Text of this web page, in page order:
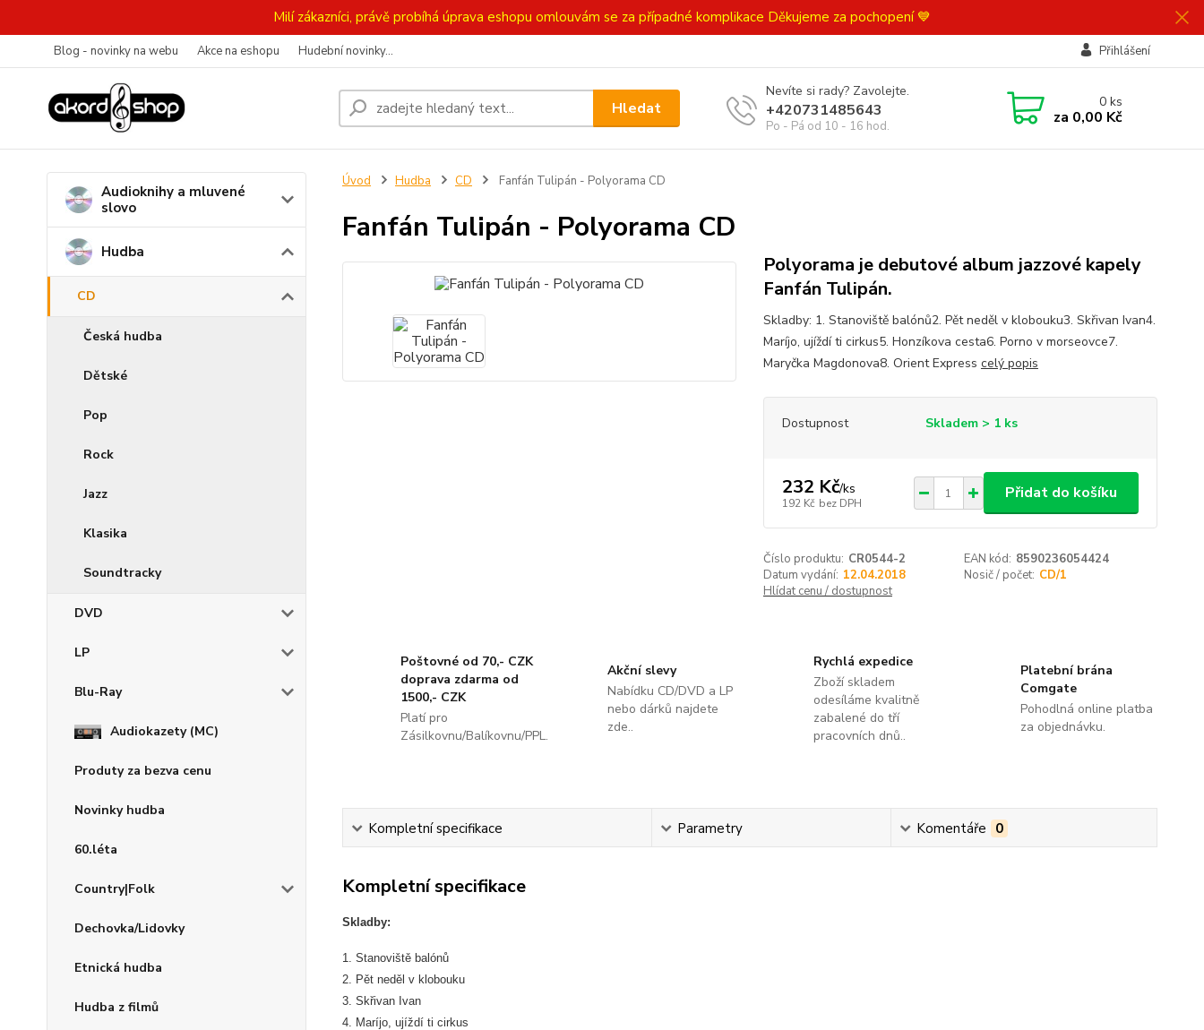
Milí zákazníci, právě probíhá úprava eshopu omlouvám se za případné komplikace Děkujeme za pochopení 💙
Blog - novinky na webu Akce na eshopu Hudební novinky... Přihlášení
Hledat
Nevíte si rady? Zavolejte.
+420731485643
Po - Pá od 10 - 16 hod.
0ks
za 0,00 Kč
Audioknihy a mluvené
slovo
Hudba
CD
Česká hudba
Dětské
Pop
Rock
Jazz
Klasika
Soundtracky
DVD
LP
Blu-Ray
Audiokazety (MC)
Produty za bezva cenu
Novinky hudba
60.léta
Country|Folk
Dechovka/Lidovky
Etnická hudba
Hudba z filmů
Úvod Hudba CD Fanfán Tulipán - Polyorama CD
Fanfán Tulipán - Polyorama CD
Polyorama je debutové album jazzové kapely
Fanfán Tulipán.
Skladby: 1. Stanoviště balónů2. Pět neděl v klobouku3. Skřivan Ivan4.
Maríjo, ujíždí ti cirkus5. Honzíkova cesta6. Porno v morseovce7.
Maryčka Magdonova8. Orient Express celý popis
Dostupnost Skladem > 1 ks
232 Kč/ks
192 Kč bez DPH
Přidat do košíku
Číslo produktu: CR0544-2 EAN kód: 8590236054424
Datum vydání: 12.04.2018 Nosič / počet: CD/1
Hlídat cenu / dostupnost
Poštovné od 70,- CZK
doprava zdarma od
1500,- CZK
Platí pro
Zásilkovnu/Balíkovnu/PPL.
Akční slevy
Nabídku CD/DVD a LP
nebo dárků najdete
zde..
Rychlá expedice
Zboží skladem
odesíláme kvalitně
zabalené do tří
pracovních dnů..
Platební brána
Comgate
Pohodlná online platba
za objednávku.
Kompletní specifikace Parametry Komentáře 0
Kompletní specifikace
Skladby:
1. Stanoviště balónů
2. Pět neděl v klobouku
3. Skřivan Ivan
4. Maríjo, ujíždí ti cirkus